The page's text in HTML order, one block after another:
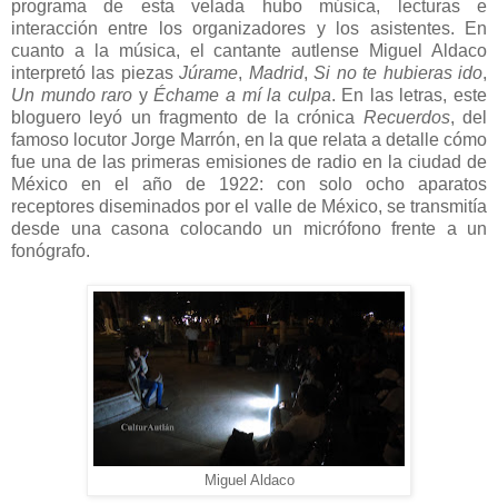
programa de esta velada hubo música, lecturas e
interacción entre los organizadores y los asistentes. En
cuanto a la música, el cantante autlense Miguel Aldaco
interpretó las piezasJúrame, Madrid,Si no te hubieras ido,
Un mundo raro yÉchame a mí la culpa. En las letras, este
bloguero leyó un fragmento de la crónica Recuerdos, del
famoso locutor Jorge Marrón, en la que relata a detalle cómo
fue una de las primeras emisiones de radio en la ciudad de
México en el año de 1922: con solo ocho aparatos
receptores diseminados por el valle de México, se transmitía
desde una casona colocando un micrófono frente a un
fonógrafo.
Miguel Aldaco